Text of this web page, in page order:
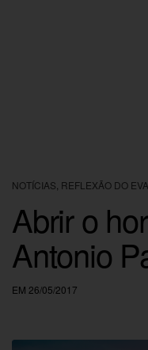
NOTÍCIAS REFLEXÃO DO
Abrir o
Antonio
EM 26/05/2017